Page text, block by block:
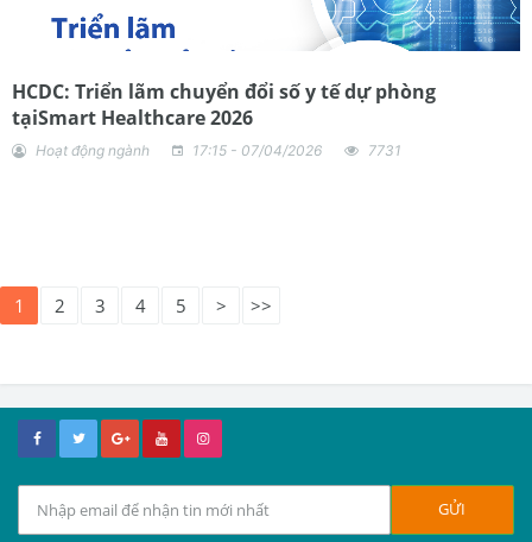
HCDC: Triển lãm chuyển đổi số y tế dự phòng
tạiSmart Healthcare 2026
Hoạt động ngành 17:15 - 07/04/2026 7731
1 2 3 4 5 > >>